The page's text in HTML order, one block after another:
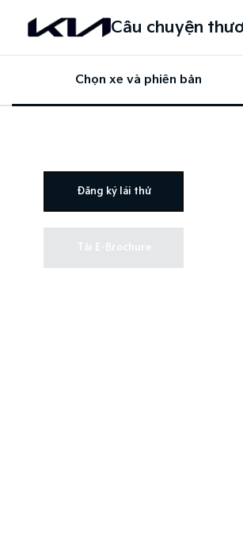
Câu chuyện
Chọn xe và phiên bản
Đăng ký lái thử
Tải E-Brochure